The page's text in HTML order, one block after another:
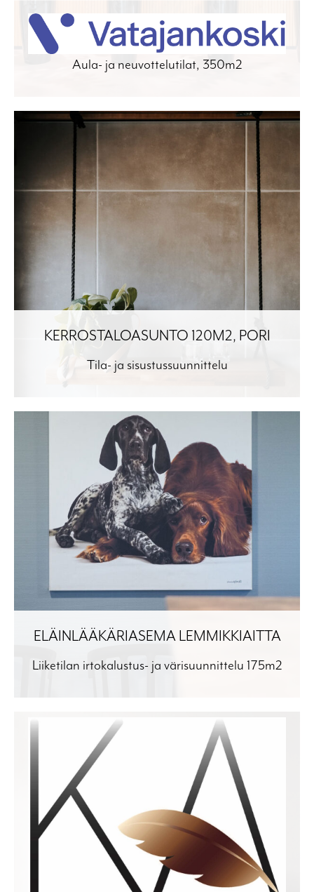
Aula- ja neuvottelutilat, 350m2
KERROSTALOASUNTO 120M2, PORI
Tila- ja sisustussuunnittelu
ELÄINLÄÄKÄRIASEMA LEMMIKKIAITTA
Liiketilan irtokalustus- ja värisuunnittelu 175m2